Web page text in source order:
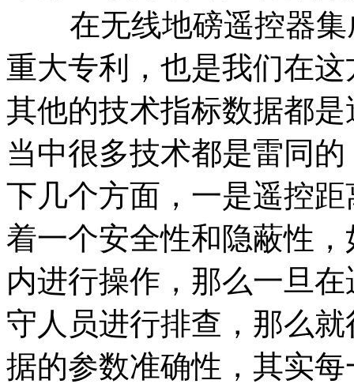
在无线地磅遥控器集
重大专利，也是我们在
其他的技术指标数据都
当中很多技术都是雷同
下几个方面，一是遥控
着一个安全性和隐蔽性
内进行操作，那么一旦
守人员进行排查，那么
据的参数准确性，其实